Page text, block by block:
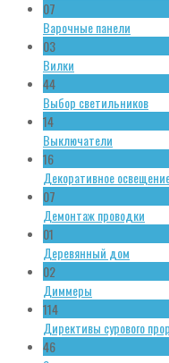
07
Варочные панели
03
Вилки
44
Выбор светильников
14
Выключатели
16
Декоративное
07
Демонтаж проводки
01
Деревянный дом
02
Диммеры
114
Директивы сурового
46